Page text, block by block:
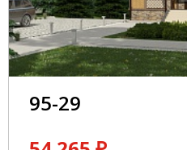
95-29